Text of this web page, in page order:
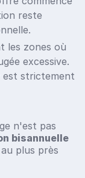
reste
les zones où
excessive.
est strictement
n'est pas
bisannuelle
plus près